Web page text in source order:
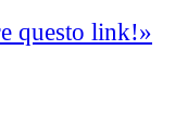
questo link!»